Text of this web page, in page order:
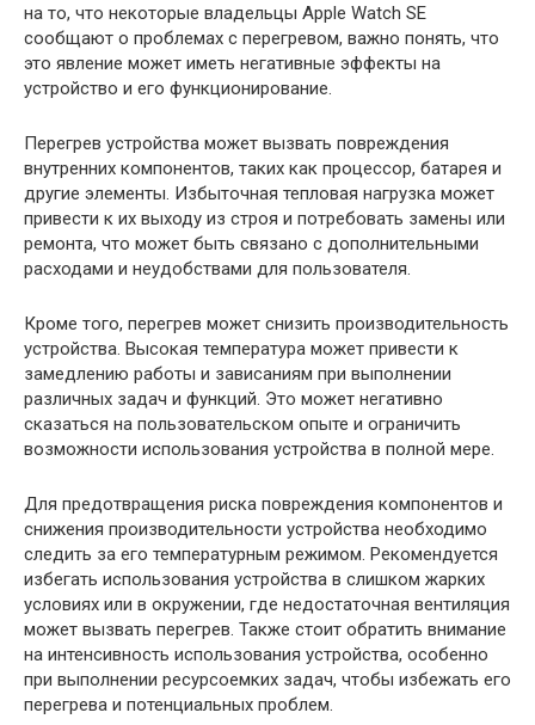
на то, что некоторые владельцы Apple Watch SE
сообщают о проблемах с перегревом, важно понять, что
это явление может иметь негативные эффекты на
устройство и его функционирование.
Перегрев устройства может вызвать повреждения
внутренних компонентов, таких как процессор, батарея и
другие элементы. Избыточная тепловая нагрузка может
привести к их выходу из строя и потребовать замены или
ремонта, что может быть связано с дополнительными
расходами и неудобствами для пользователя.
Кроме того, перегрев может снизить производительность
устройства. Высокая температура может привести к
замедлению работы и зависаниям при выполнении
различных задач и функций. Это может негативно
сказаться на пользовательском опыте и ограничить
возможности использования устройства в полной мере.
Для предотвращения риска повреждения компонентов и
снижения производительности устройства необходимо
следить за его температурным режимом. Рекомендуется
избегать использования устройства в слишком жарких
условиях или в окружении, где недостаточная вентиляция
может вызвать перегрев. Также стоит обратить внимание
на интенсивность использования устройства, особенно
при выполнении ресурсоемких задач, чтобы избежать его
перегрева и потенциальных проблем.